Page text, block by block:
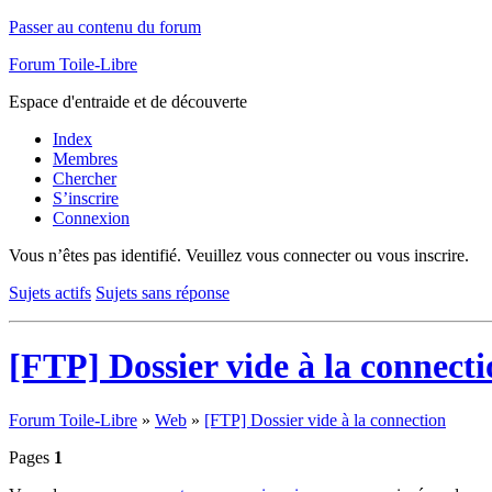
Passer au contenu du forum
Forum Toile-Libre
Espace d'entraide et de découverte
Index
Membres
Chercher
S’inscrire
Connexion
Vous n’êtes pas identifié. Veuillez vous connecter ou vous inscrire.
Sujets actifs Sujets sans réponse
[FTP] Dossier vide à la
Forum Toile-Libre » Web » [FTP] Dossier vide à la connection
Pages 1